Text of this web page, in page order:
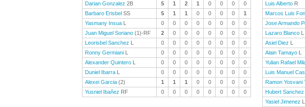
Darian Gonzalez 2B 5 1 2 1 0 0 0
0
Barbaro Erisbel SS 5 1 1 0 0 0 0
1
Yasmany Insua L 0 0 0 0 0 0 0
0
Juan Miguel Soriano (1)-RF 2 0 0 0 0 0 0
0
Leorisbel Sanchez L 0 0 0 0 0 0 0
0
Ronny Germiani L 0 0 0 0 0 0 0
0
Alexander Quintero L 0 0 0 0 0 0 0
0
Duniel Ibarra L 0 0 0 0 0 0 0
0
Alexei Garcia (2) 1 1 1 0 0 0 0
0
Yusniel Ibañez RF 0 0 0 0 0 0 0 0
Luis Alberto R
Marcos Luis
Jose Armando
Lazaro Blanco L
Asiel Diez L
Alain Tamayo L
Yulian Rafael
Luis Manuel
Ramon Yosvani
Hubert Sanchez
Yasiel Jimenez